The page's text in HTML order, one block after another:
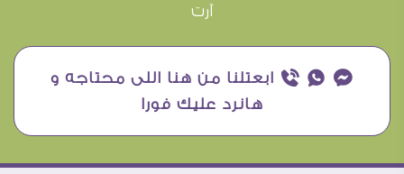
آرت
¥ ₧ ƒ ابعتلنا من هنا اللى محتاجه و
هانرد عليك فورا